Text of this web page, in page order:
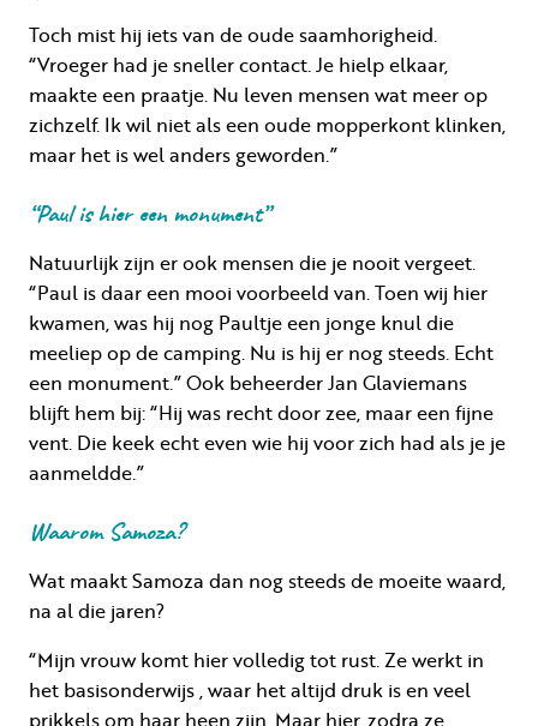
Toch mist hij iets van de oude saamhorigheid.
“Vroeger had je sneller contact. Je hielp elkaar,
maakte een praatje. Nu leven mensen wat meer op
zichzelf. Ik wil niet als een oude mopperkont klinken,
maar het is wel anders geworden.”
“Paul is hier een monument”
Natuurlijk zijn er ook mensen die je nooit vergeet.
“Paul is daar een mooi voorbeeld van. Toen wij hier
kwamen, was hij nog Paultje een jonge knul die
meeliep op de camping. Nu is hij er nog steeds. Echt
een monument.” Ook beheerder Jan Glaviemans
blijft hem bij: “Hij was recht door zee, maar een fijne
vent. Die keek echt even wie hij voor zich had als je je
aanmeldde.”
Waarom Samoza?
Wat maakt Samoza dan nog steeds de moeite waard,
na al die jaren?
“Mijn vrouw komt hier volledig tot rust. Ze werkt in
het basisonderwijs , waar het altijd druk is en veel
prikkels om haar heen zijn. Maar hier, zodra ze